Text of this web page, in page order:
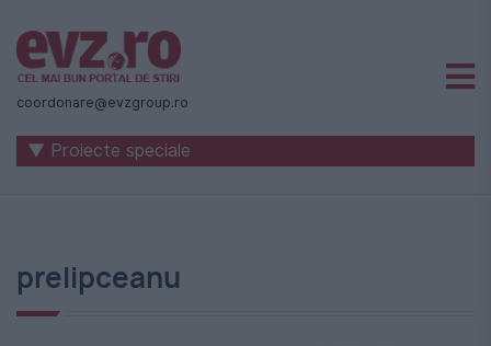
Știri
naționale
internaționale
-
Evenimentul
coordonare@evzgroup.ro
▼ Proiecte speciale
prelipceanu